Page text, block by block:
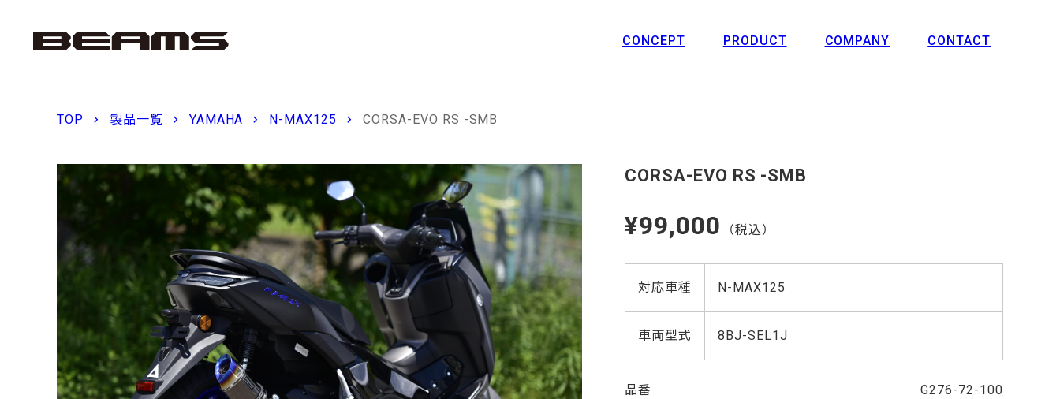
CONCEPT PRODUCT COMPANY CONTACT
TOP 製品一覧 YAMAHA N-MAX125 CORSA-EVO RS -SMB
CORSA-EVO RS -SMB
¥99,000 （税込）
対応車種 N-MAX125
車両型式 8BJ-SEL1J
品番
G276-72-100